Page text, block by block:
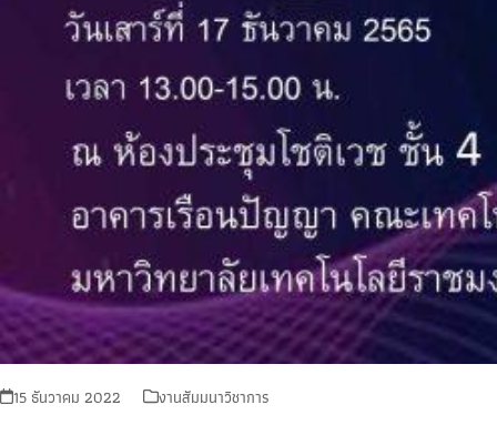
15 ธันวาคม 2022 งานสัมมนาวิชาการ